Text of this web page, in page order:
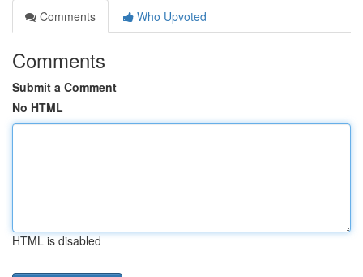
Comments
Who Upvoted
Comments
Submit a Comment
No HTML
HTML is disabled